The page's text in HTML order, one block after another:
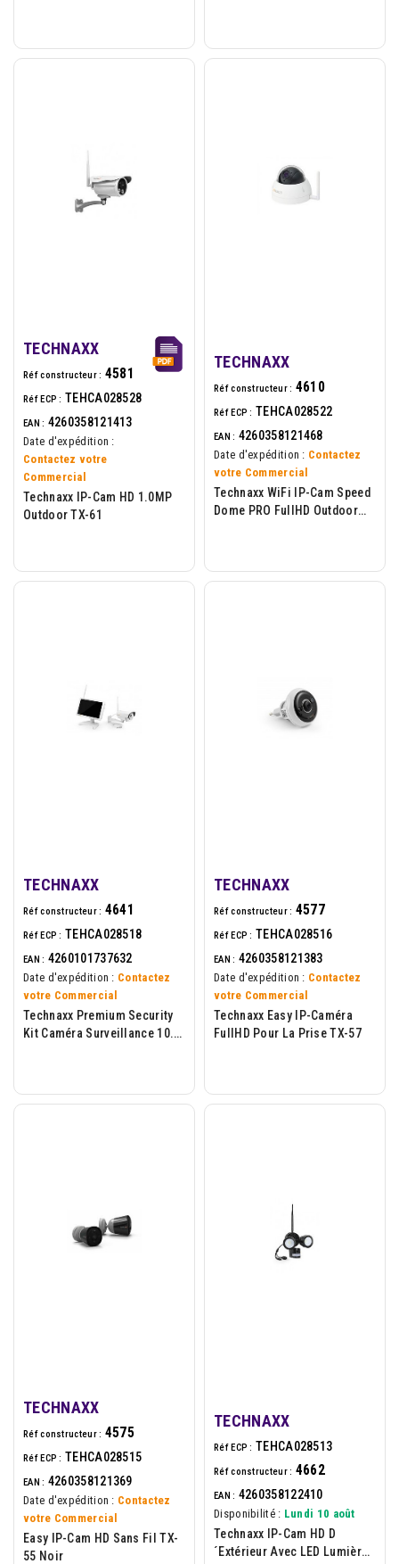
TECHNAXX
Réf constructeur : 4581
Réf ECP : TEHCA028528
EAN : 4260358121413
Date d'expédition :
Contactez votre
Commercial
Technaxx IP-Cam HD 1.0MP
Outdoor TX-61
TECHNAXX
Réf constructeur : 4610
Réf ECP : TEHCA028522
EAN : 4260358121468
Date d'expédition : Contactez
votre Commercial
Technaxx WiFi IP-Cam Speed
Dome PRO FullHD Outdoor
TECHNAXX
Réf constructeur : 4641
Réf ECP : TEHCA028518
EAN : 4260101737632
Date d'expédition : Contactez
votre Commercial
Technaxx Premium Security
Kit Caméra Surveillance 10.1
TECHNAXX
Réf constructeur : 4577
Réf ECP : TEHCA028516
EAN : 4260358121383
Date d'expédition : Contactez
votre Commercial
Technaxx Easy IP-Caméra
FullHD Pour La Prise TX-57
TECHNAXX
Réf constructeur : 4575
Réf ECP : TEHCA028515
EAN : 4260358121369
Date d'expédition : Contactez
votre Commercial
Easy IP-Cam HD Sans Fil TX-
55 Noir
TECHNAXX
Réf ECP : TEHCA028513
Réf constructeur : 4662
EAN : 4260358122410
Disponibilité : Lundi 10 août
Technaxx IP-Cam HD D
´extérieur Avec LED Lumière